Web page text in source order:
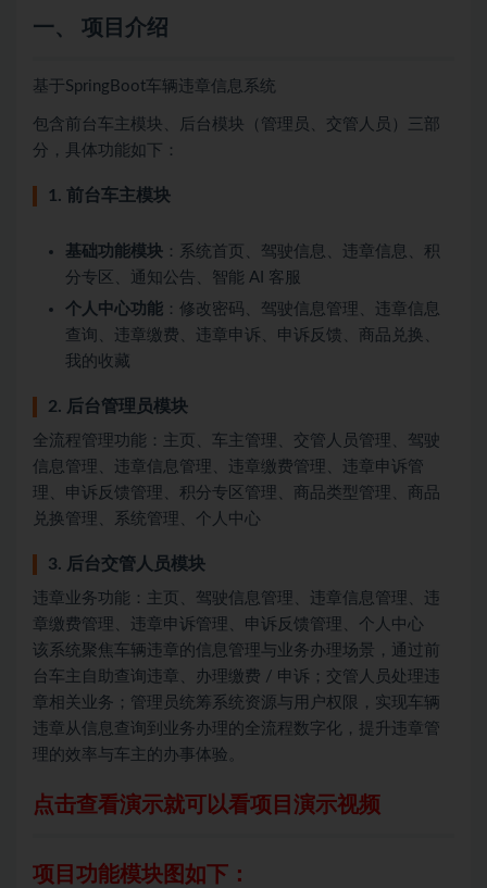
一、 项目介绍
基于SpringBoot车辆违章信息系统
包含前台车主模块、后台模块（管理员、交管人员）三部
分，具体功能如下：
1. 前台车主模块
基础功能模块 ：系统首页、驾驶信息、违章信息、积
分专区、通知公告、智能 AI 客服
个人中心功能 ：修改密码、驾驶信息管理、违章信息
查询、违章缴费、违章申诉、申诉反馈、商品兑换、
我的收藏
2. 后台管理员模块
全流程管理功能：主页、车主管理、交管人员管理、驾驶
信息管理、违章信息管理、违章缴费管理、违章申诉管
理、申诉反馈管理、积分专区管理、商品类型管理、商品
兑换管理、系统管理、个人中心
3. 后台交管人员模块
违章业务功能：主页、驾驶信息管理、违章信息管理、违
章缴费管理、违章申诉管理、申诉反馈管理、个人中心
该系统聚焦车辆违章的信息管理与业务办理场景，通过前
台车主自助查询违章、办理缴费 / 申诉；交管人员处理违
章相关业务；管理员统筹系统资源与用户权限，实现车辆
违章从信息查询到业务办理的全流程数字化，提升违章管
理的效率与车主的办事体验。
点击查看演示就可以看项目演示视频
项目功能模块图如下：